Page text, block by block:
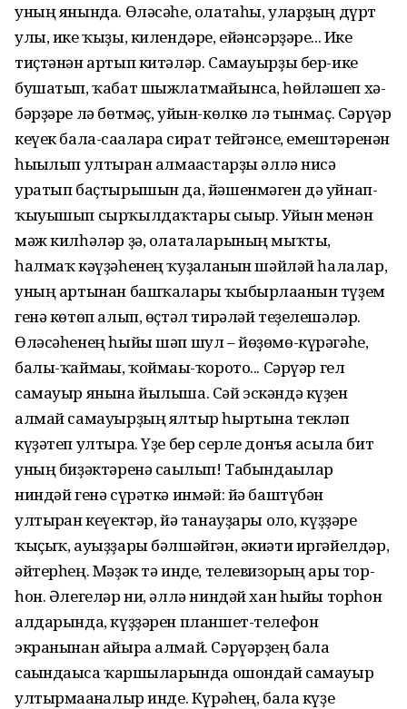
уның янында. Өләсәһе, олатаһы, уларҙың дүрт
улы, ике ҡыҙы, килендәре, ейән­сәрҙәре... Ике
тиҫтәнән артып китә­ләр. Сама­уырҙы бер-ике
бушатып, ҡабат шыжлатмайынса, һөйләшеп хә­
бәрҙәре лә бөтмәҫ, уйын-көлкө лә тынмаҫ. Сәрүәр
кеүек бала-сағаларға сират тейгән­се, емештәренән
һығы­лып ултырған алмағастарҙы әллә нисә
уратып баҫты­рышын да, йәшенмәген дә уйнап-
ҡы­уышып сырҡылдаҡтары сығыр. Уйын менән
мәж килһәләр ҙә, олаталарының мыҡты,
һалмаҡ кәүҙә­һенең ҡуҙғалға­нын шәйләй һалалар,
уның артынан башҡалары ҡыбырла­ғанын түҙем
генә көтөп алып, өҫтәл тирәләй теҙелешә­ләр.
Өләсәһенең һыйы шәп шул – йөҙөмө-күрәгәһе,
балы-ҡаймағы, ҡой­мағы-ҡорото... Сәр­үәр гел
самауыр янына йылыша. Сәй эскәндә күҙен
алмай самауырҙың ял­тыр һыртына текләп
күҙәтеп ултыра. Үҙе бер серле донъя асыла бит
уның биҙәктәренә сағылып! Табындағылар
ниндәй генә сүрәткә инмәй: йә баш­түбән
ултырған кеүектәр, йә танауҙары оло, күҙҙәре
ҡыҫыҡ, ауыҙҙары бәл­шәйгән, әкиәти иргәйелдәр,
әйтерһең. Мәҙәк тә инде, телевизорың ары тор­
һон. Әлегеләр ни, әллә ниндәй хан һыйы торһон
алдарында, күҙҙәрен планшет-телефон
экранынан айыра алмай. Сәрүәрҙең бала
сағындағыса ҡаршыларында ошондай самауыр
ултырмағанғалыр инде. Күрә­һең, бала күҙе